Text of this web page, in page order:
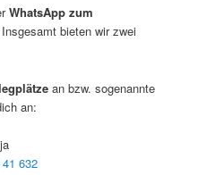
WhatsApp zum
bieten wir zwei
an bzw. sogenannte
an:
632